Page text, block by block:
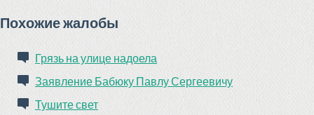
Похожие жалобы
Грязь на улице надоела
Заявление Бабюку Павлу Сергеевичу
Тушите свет